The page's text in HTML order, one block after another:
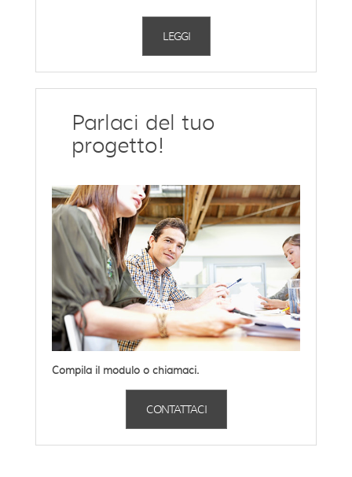
LEGGI
Parlaci del tuo
progetto!
Compila il modulo o chiamaci.
CONTATTACI